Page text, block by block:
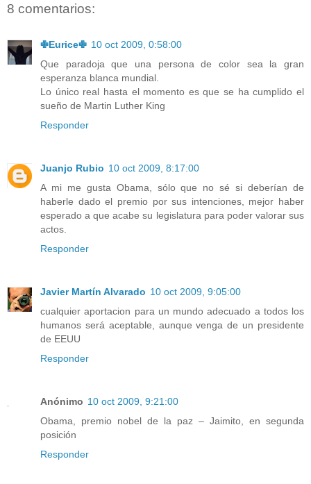
8 comentarios:
✙Eurice✙ 10 oct 2009, 0:58:00
Que paradoja que una persona de color sea la gran
esperanza blanca mundial.
Lo único real hasta el momento es que se ha cumplido el
sueño de Martin Luther King
Responder
Juanjo Rubio 10 oct 2009, 8:17:00
A mi me gusta Obama, sólo que no sé si deberían de
haberle dado el premio por sus intenciones, mejor haber
esperado a que acabe su legislatura para poder valorar sus
actos.
Responder
Javier Martín Alvarado 10 oct 2009, 9:05:00
cualquier aportacion para un mundo adecuado a todos los
humanos será aceptable, aunque venga de un presidente
de EEUU
Responder
Anónimo 10 oct 2009, 9:21:00
Obama, premio nobel de la paz – Jaimito, en segunda
posición
Responder